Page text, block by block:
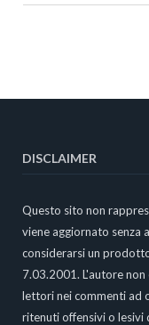
DISCLAIMER
Questo sito non
viene aggiornato senza
considerarsi un
7.03.2001. L'autore
lettori nei commenti ad
ritenuti offensivi o lesivi